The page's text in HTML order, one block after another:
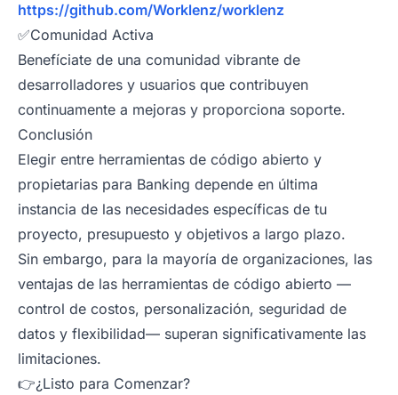
https://github.com/Worklenz/worklenz
✅Comunidad Activa
Benefíciate de una comunidad vibrante de
desarrolladores y usuarios que contribuyen
continuamente a mejoras y proporciona soporte.
Conclusión
Elegir entre herramientas de código abierto y
propietarias para Banking depende en última
instancia de las necesidades específicas de tu
proyecto, presupuesto y objetivos a largo plazo.
Sin embargo, para la mayoría de organizaciones, las
ventajas de las herramientas de código abierto —
control de costos, personalización, seguridad de
datos y flexibilidad— superan significativamente las
limitaciones.
👉¿Listo para Comenzar?